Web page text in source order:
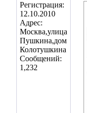
Регистрация:
12.10.2010
Адрес:
Москва,улица
Пушкина,дом
Колотушкина
Сообщений:
1,232